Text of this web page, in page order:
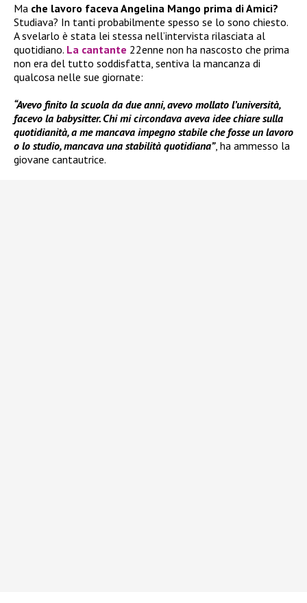
Ma che lavoro faceva Angelina Mango prima di Amici?
Studiava? In tanti probabilmente spesso se lo sono chiesto.
A svelarlo è stata lei stessa nell’intervista rilasciata al
quotidiano. La cantante 22enne non ha nascosto che prima
non era del tutto soddisfatta, sentiva la mancanza di
qualcosa nelle sue giornate:
“Avevo finito la scuola da due anni, avevo mollato l’università,
facevo la babysitter. Chi mi circondava aveva idee chiare sulla
quotidianità, a me mancava impegno stabile che fosse un lavoro
o lo studio, mancava una stabilità quotidiana”, ha ammesso la
giovane cantautrice.